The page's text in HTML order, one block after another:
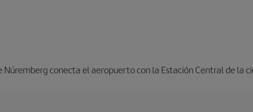
Núremberg conecta el aeropuerto con la Estación Central de la